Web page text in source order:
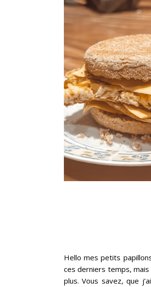
Hello mes petits
ces derniers temps,
plus. Vous savez, que